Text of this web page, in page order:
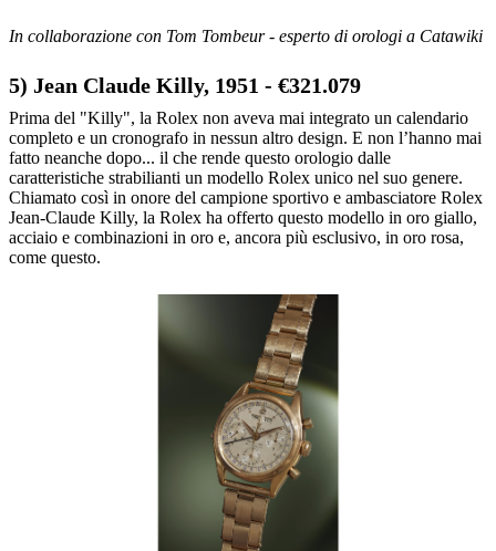
In collaborazione con Tom Tombeur - esperto di orologi a Catawiki
5) Jean Claude Killy, 1951 - €321.079
Prima del "Killy", la Rolex non aveva mai integrato un calendario
completo e un cronografo in nessun altro design. E non l’hanno mai
fatto neanche dopo... il che rende questo orologio dalle
caratteristiche strabilianti un modello Rolex unico nel suo genere.
Chiamato così in onore del campione sportivo e ambasciatore Rolex
Jean-Claude Killy, la Rolex ha offerto questo modello in oro giallo,
acciaio e combinazioni in oro e, ancora più esclusivo, in oro rosa,
come questo.